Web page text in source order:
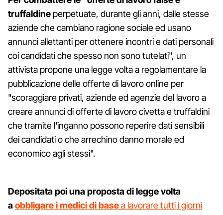
truffaldine perpetuate, durante gli anni, dalle stesse
aziende che cambiano ragione sociale ed usano
annunci allettanti per ottenere incontri e dati personali
coi candidati che spesso non sono tutelati", un
attivista propone una legge volta a regolamentare la
pubblicazione delle offerte di lavoro online per
"scoraggiare privati, aziende ed agenzie del lavoro a
creare annunci di offerte di lavoro civetta e truffaldini
che tramite l'inganno possono reperire dati sensibili
dei candidati o che arrechino danno morale ed
economico agli stessi".
Depositata poi una proposta di legge volta
aobbligare i medici di basea lavorare tutti i giorni